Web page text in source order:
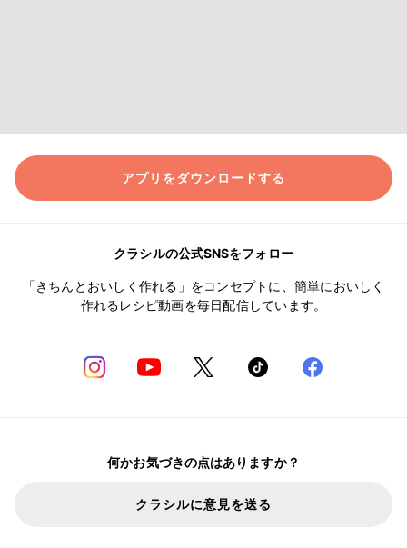
アプリをダウンロードする
クラシルの公式SNSをフォロー
「きちんとおいしく作れる」をコンセプトに、簡単においしく
作れるレシピ動画を毎日配信しています。
何かお気づきの点はありますか？
クラシルに意見を送る